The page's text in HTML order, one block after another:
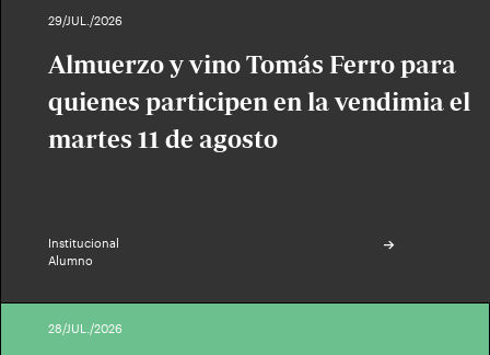
29/JUL./2026
Almuerzo y vino Tomás Ferro para
quienes participen en la vendimia el
martes 11 de agosto
Institucional
Alumno
28/JUL./2026